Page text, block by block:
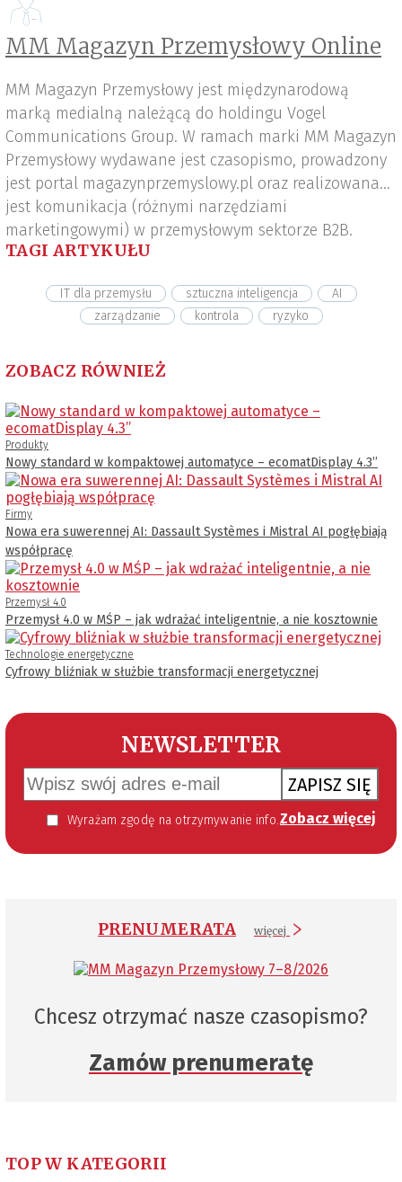
MM Magazyn Przemysłowy Online
MM Magazyn Przemysłowy jest międzynarodową
marką medialną należącą do holdingu Vogel
Communications Group. W ramach marki MM Magazyn
Przemysłowy wydawane jest czasopismo, prowadzony
jest portal magazynprzemyslowy.pl oraz realizowana
jest komunikacja (różnymi narzędziami
marketingowymi) w przemysłowym sektorze B2B.
TAGI ARTYKUŁU
IT dla przemysłu sztuczna inteligencja
AI
zarządzanie
kontrola ryzyko
ZOBACZ RÓWNIEŻ
Produkty
Nowy standard w kompaktowej automatyce – ecomatDisplay 4.3’’
Firmy
Nowa era suwerennej AI: Dassault Systèmes i Mistral AI pogłębiają
współpracę
Przemysł 4.0
Przemysł 4.0 w MŚP – jak wdrażać inteligentnie, a nie kosztownie
Technologie energetyczne
Cyfrowy bliźniak w służbie transformacji energetycznej
NEWSLETTER
ZAPISZ SIĘ
Wyrażam zgodę na otrzymywanie informacji handlowej kierowanej do mnie za pomocą środków komunikacji elektronicznej w szczególności poczty elektronicznej zgodnie z przepisem art. 10 ust 2 ustawy z dnia 18 lipca 2002 roku o świadczeniu usług drogą elektroniczną (Dz. U. 144 z 2002 r. poz. 1204). Zgoda jest dobrowolna, jednak jej wyrażenie jest konieczne, aby otrzymywać newsletter. Zobacz więcej
PRENUMERATA więcej
Chcesz otrzymać nasze czasopismo?
Zamów prenumeratę
TOP W KATEGORII